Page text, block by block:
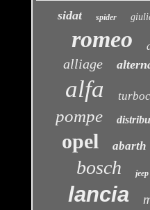
sidat spider
romeo
alliage
alfa
pompe
opel abarth
bosch jeep
lancia